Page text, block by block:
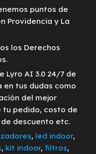
puntos de
Providencia y La
los Derechos
Lyro AI 3.0 24/7 de
en tus dudas como
del mejor
tu pedido, costo de
descuento etc.
, led indoor,
, kit indoor, filtros,